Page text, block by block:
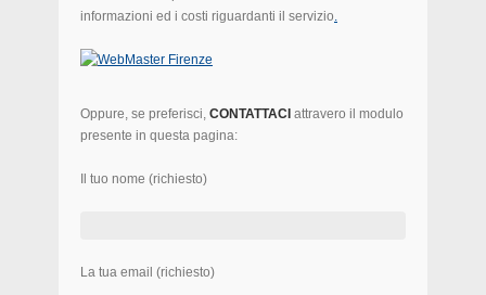
informazioni ed i costi riguardanti il servizio.
Oppure, se preferisci, CONTATTACI attravero il modulo
presente in questa pagina:
Il tuo nome (richiesto)
La tua email (richiesto)